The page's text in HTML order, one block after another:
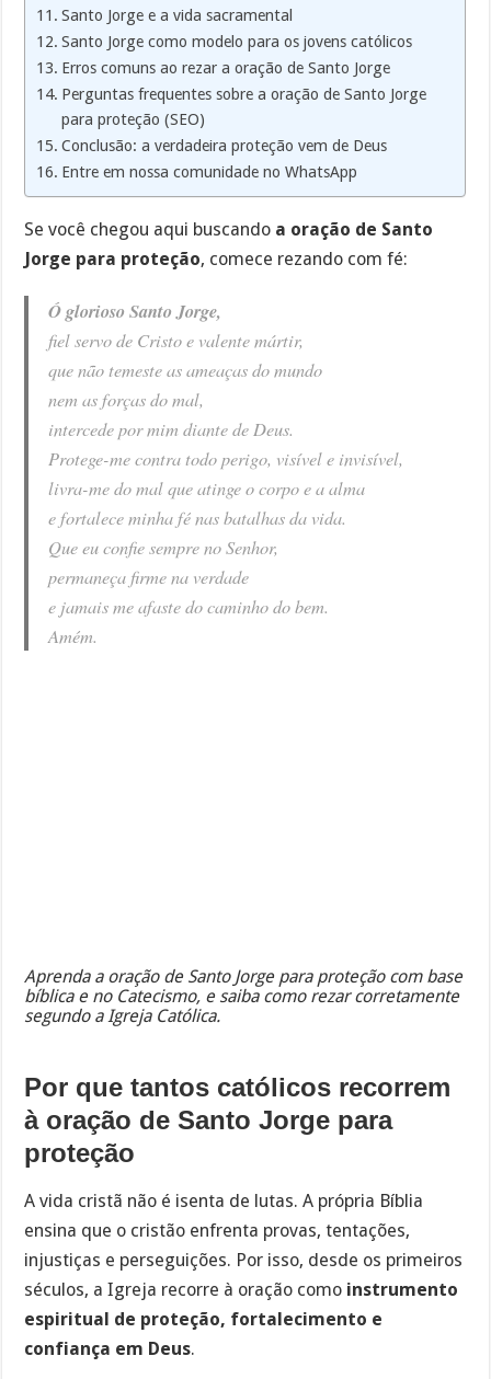
Santo Jorge e a vida sacramental
Santo Jorge como modelo para os jovens católicos
Erros comuns ao rezar a oração de Santo Jorge
Perguntas frequentes sobre a oração de Santo Jorge
para proteção (SEO)
Conclusão: a verdadeira proteção vem de Deus
Entre em nossa comunidade no WhatsApp
Se você chegou aqui buscando a oração de Santo
Jorge para proteção, comece rezando com fé:
Ó glorioso Santo Jorge,
fiel servo de Cristo e valente mártir,
que não temeste as ameaças do mundo
nem as forças do mal,
intercede por mim diante de Deus.
Protege-me contra todo perigo, visível e invisível,
livra-me do mal que atinge o corpo e a alma
e fortalece minha fé nas batalhas da vida.
Que eu confie sempre no Senhor,
permaneça firme na verdade
e jamais me afaste do caminho do bem.
Amém.
Aprenda a oração de Santo Jorge para proteção com base
bíblica e no Catecismo, e saiba como rezar corretamente
segundo a Igreja Católica.
Por que tantos católicos recorrem
à oração de Santo Jorge para
proteção
A vida cristã não é isenta de lutas. A própria Bíblia
ensina que o cristão enfrenta provas, tentações,
injustiças e perseguições. Por isso, desde os primeiros
séculos, a Igreja recorre à oração como instrumento
espiritual de proteção, fortalecimento e
confiança em Deus.